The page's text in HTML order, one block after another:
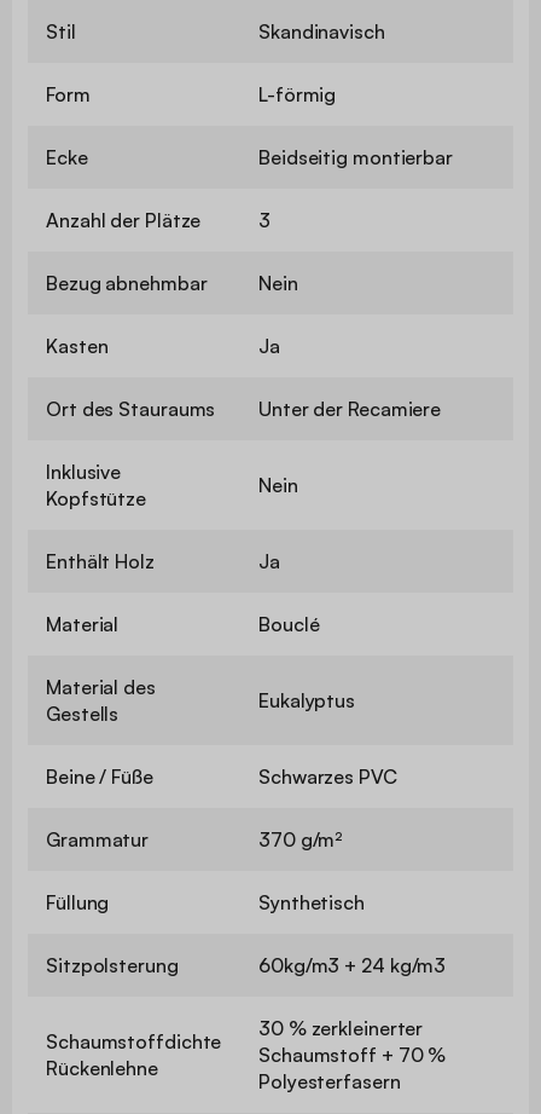
Stil Skandinavisch
Form L-förmig
Ecke Beidseitig montierbar
Anzahl der Plätze 3
Bezug abnehmbar Nein
Kasten Ja
Ort des Stauraums Unter der Recamiere
Inklusive
Kopfstütze
Nein
Enthält Holz Ja
Material Bouclé
Material des
Gestells
Eukalyptus
Beine / Füße Schwarzes PVC
Grammatur 370 g/m²
Füllung Synthetisch
Sitzpolsterung 60kg/m3 + 24 kg/m3
Schaumstoffdichte
Rückenlehne
30 % zerkleinerter
Schaumstoff + 70 %
Polyesterfasern